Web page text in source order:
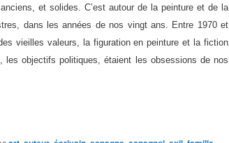
et solides. C’est autour de la peinture et de la
dans les années de nos vingt ans. Entre 1970 et
vieilles valeurs, la figuration en peinture et la fiction
les objectifs politiques, étaient les obsessions de nos